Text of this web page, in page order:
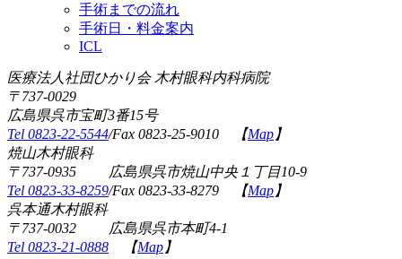
手術までの流れ
手術日・料金案内
ICL
医療法人社団ひかり会 木村眼科内科病院
〒737-0029
広島県呉市宝町3番15号
Tel 0823-22-5544/Fax 0823-25-9010 【Map 】
焼山木村眼科
〒737-0935 広島県呉市焼山中央１丁目10-9
Tel 0823-33-8259/Fax 0823-33-8279 【Map 】
呉本通木村眼科
〒737-0032 広島県呉市本町4-1
Tel 0823-21-0888 【Map 】